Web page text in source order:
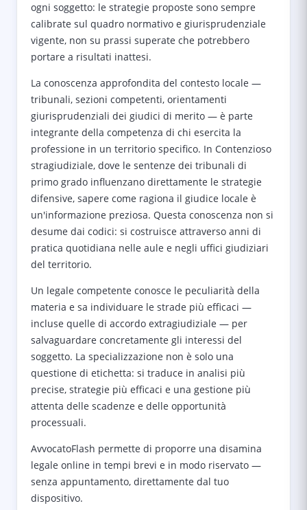
ogni soggetto: le strategie proposte sono sempre
calibrate sul quadro normativo e giurisprudenziale
vigente, non su prassi superate che potrebbero
portare a risultati inattesi.
La conoscenza approfondita del contesto locale —
tribunali, sezioni competenti, orientamenti
giurisprudenziali dei giudici di merito — è parte
integrante della competenza di chi esercita la
professione in un territorio specifico. In Contenzioso
stragiudiziale, dove le sentenze dei tribunali di
primo grado influenzano direttamente le strategie
difensive, sapere come ragiona il giudice locale è
un'informazione preziosa. Questa conoscenza non si
desume dai codici: si costruisce attraverso anni di
pratica quotidiana nelle aule e negli uffici giudiziari
del territorio.
Un legale competente conosce le peculiarità della
materia e sa individuare le strade più efficaci —
incluse quelle di accordo extragiudiziale — per
salvaguardare concretamente gli interessi del
soggetto. La specializzazione non è solo una
questione di etichetta: si traduce in analisi più
precise, strategie più efficaci e una gestione più
attenta delle scadenze e delle opportunità
processuali.
AvvocatoFlash permette di proporre una disamina
legale online in tempi brevi e in modo riservato —
senza appuntamento, direttamente dal tuo
dispositivo.